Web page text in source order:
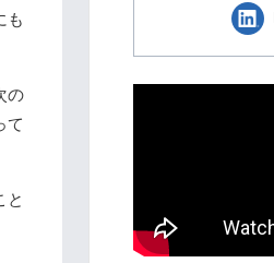
も
の
て
と